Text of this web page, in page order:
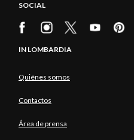
SOCIAL
IN LOMBARDIA
Quiénes somos
Contactos
Área de prensa